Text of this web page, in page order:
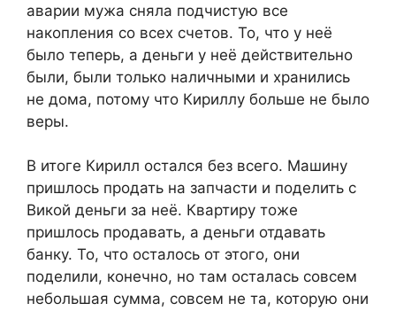
аварии мужа сняла подчистую все
накопления со всех счетов. То, что у неё
было теперь, а деньги у неё действительно
были, были только наличными и хранились
не дома, потому что Кириллу больше не было
веры.
В итоге Кирилл остался без всего. Машину
пришлось продать на запчасти и поделить с
Викой деньги за неё. Квартиру тоже
пришлось продавать, а деньги отдавать
банку. То, что осталось от этого, они
поделили, конечно, но там осталась совсем
небольшая сумма, совсем не та, которую они